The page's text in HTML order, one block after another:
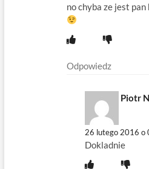
no chyba ze jest pan
Odpowiedz
Piotr
26 lutego 2016 o
Dokladnie